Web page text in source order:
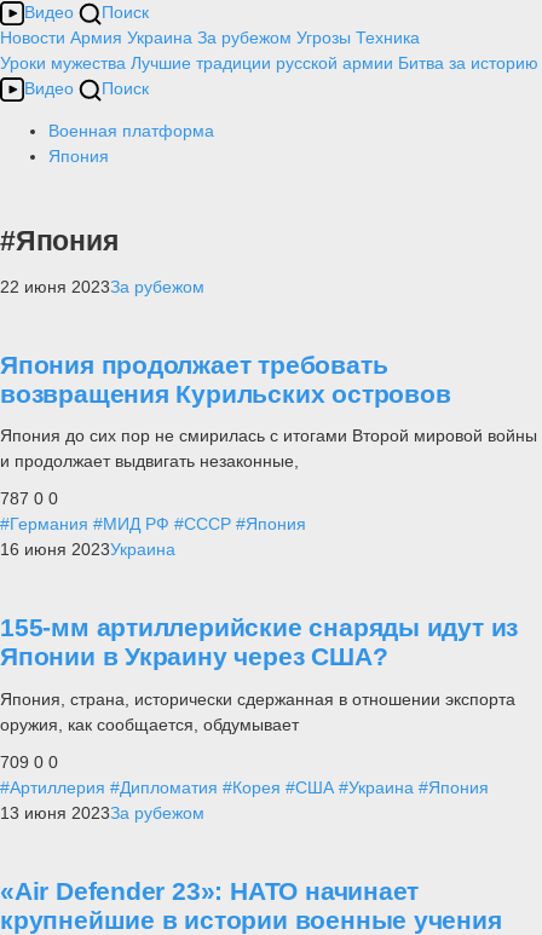
Видео
Поиск
Новости Армия Украина За рубежом Угрозы Техника
Уроки мужества Лучшие традиции русской армии Битва за историю
Видео
Поиск
Военная платформа
Япония
#Япония
22 июня 2023За рубежом
Япония продолжает требовать
возвращения Курильских островов
Япония до сих пор не смирилась с итогами Второй мировой войны
и продолжает выдвигать незаконные,
787 0 0
#Германия #МИД РФ #СССР #Япония
16 июня 2023Украина
155-мм артиллерийские снаряды идут из
Японии в Украину через США?
Япония, страна, исторически сдержанная в отношении экспорта
оружия, как сообщается, обдумывает
709 0 0
#Артиллерия #Дипломатия #Корея #США #Украина #Япония
13 июня 2023За рубежом
«Air Defender 23»: НАТО начинает
крупнейшие в истории военные учения